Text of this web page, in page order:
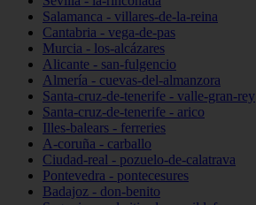
Salamanca - villares-de-la-reina
Cantabria - vega-de-pas
Murcia - los-alcázares
Alicante - san-fulgencio
Almería - cuevas-del-almanzora
Santa-cruz-de-tenerife - valle-gran-rey
Santa-cruz-de-tenerife - arico
Illes-balears - ferreries
A-coruña - carballo
Ciudad-real - pozuelo-de-calatrava
Pontevedra - pontecesures
Badajoz - don-benito